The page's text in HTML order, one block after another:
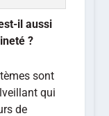
un
la panne en
des
en
un